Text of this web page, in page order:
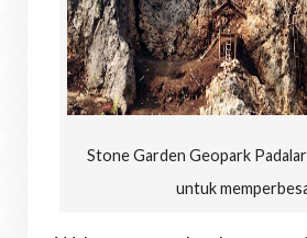
Stone Garden Geopark
untuk